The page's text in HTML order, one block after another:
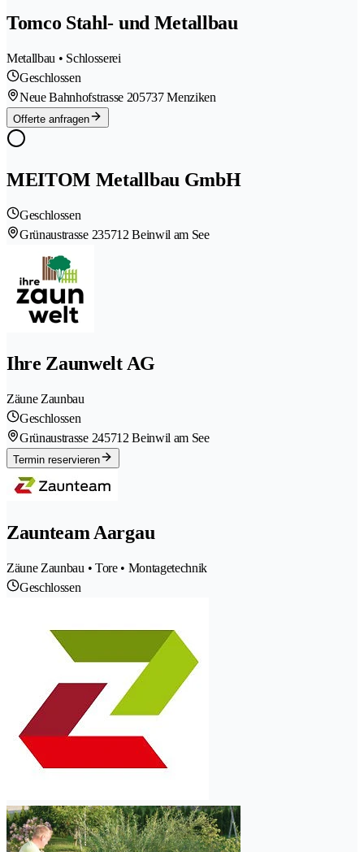
Tomco Stahl- und Metallbau
Metallbau • Schlosserei
Geschlossen
Neue Bahnhofstrasse 205737 Menziken
Offerte anfragen
MEITOM Metallbau GmbH
Geschlossen
Grünaustrasse 235712 Beinwil am See
Ihre Zaunwelt AG
Zäune Zaunbau
Geschlossen
Grünaustrasse 245712 Beinwil am See
Termin reservieren
Zaunteam Aargau
Zäune Zaunbau • Tore • Montagetechnik
Geschlossen